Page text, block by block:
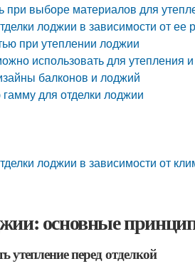
при выборе материалов для
лоджии в зависимости от
при утеплении лоджии
использовать для утепления
балконов и лоджий
для отделки лоджии
лоджии в зависимости от
основные
утепление перед отделкой